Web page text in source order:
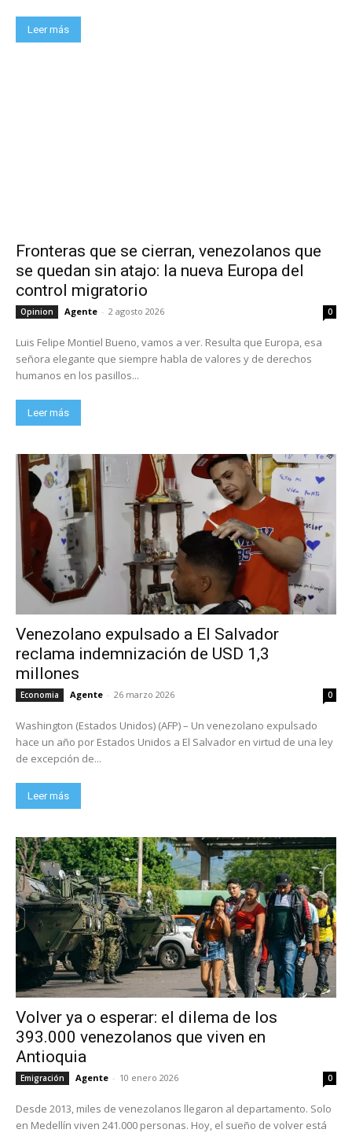
Leer más
Fronteras que se cierran, venezolanos que
se quedan sin atajo: la nueva Europa del
control migratorio
Opinion Agente - 2 agosto 2026 0
Luis Felipe Montiel Bueno, vamos a ver. Resulta que Europa, esa
señora elegante que siempre habla de valores y de derechos
humanos en los pasillos...
Leer más
Venezolano expulsado a El Salvador
reclama indemnización de USD 1,3
millones
Economia Agente - 26 marzo 2026 0
Washington (Estados Unidos) (AFP) – Un venezolano expulsado
hace un año por Estados Unidos a El Salvador en virtud de una ley
de excepción de...
Leer más
Volver ya o esperar: el dilema de los
393.000 venezolanos que viven en
Antioquia
Emigración Agente - 10 enero 2026 0
Desde 2013, miles de venezolanos llegaron al departamento. Solo
en Medellín viven 241.000 personas. Hoy, el sueño de volver está